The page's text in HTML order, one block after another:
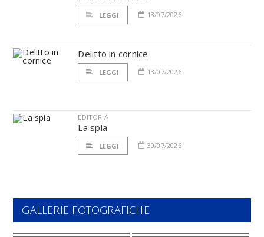
LEGGI 13/07/2026
Delitto in cornice
LEGGI 13/07/2026
EDITORIA
La spia
LEGGI 30/07/2026
GALLERIE FOTOGRAFICHE